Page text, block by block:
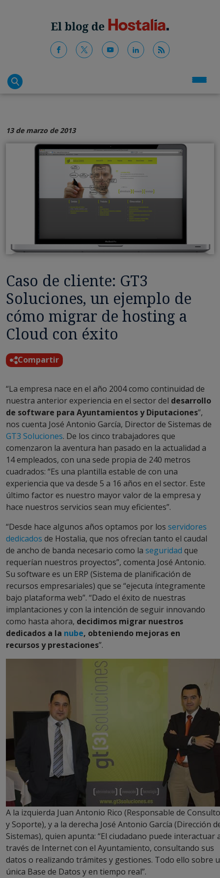
13 de marzo de 2013
Caso de cliente: GT3
Soluciones, un ejemplo de
cómo migrar de hosting a
Cloud con éxito
Compartir
“La empresa nace en el año 2004 como continuidad de
nuestra anterior experiencia en el sector del desarrollo
de software para Ayuntamientos y Diputaciones”,
nos cuenta José Antonio García, Director de Sistemas de
GT3 Soluciones. De los cinco trabajadores que
comenzaron la aventura han pasado en la actualidad a
14 empleados, con una sede propia de 240 metros
cuadrados: “Es una plantilla estable de con una
experiencia que va desde 5 a 16 años en el sector. Este
último factor es nuestro mayor valor de la empresa y
hace nuestros servicios sean muy eficientes”.
“Desde hace algunos años optamos por los servidores
dedicados de Hostalia, que nos ofrecían tanto el caudal
de ancho de banda necesario como la seguridad que
requerían nuestros proyectos”, comenta José Antonio.
Su software es un ERP (Sistema de planificación de
recursos empresariales) que se “ejecuta íntegramente
bajo plataforma web”. “Dado el éxito de nuestras
implantaciones y con la intención de seguir innovando
como hasta ahora, decidimos migrar nuestros
dedicados a la nube, obteniendo mejoras en
recursos y prestaciones”.
A la izquierda Juan Antonio Rico (Responsable de
y Soporte), y a la derecha José Antonio García (Dirección
Sistemas), quien apunta: “El ciudadano puede interactuar
través de Internet con el Ayuntamiento, consultando sus
datos o realizando trámites y gestiones. Todo ello sobre
única Base de Datos y en tiempo real”.